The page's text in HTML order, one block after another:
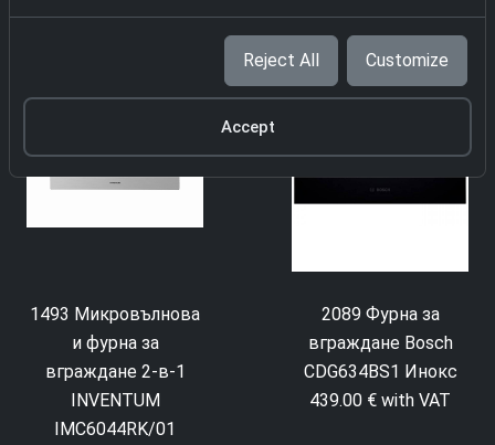
1493 Микровълнова
и фурна за
вграждане 2-в-1
INVENTUM
IMC6044RK/01
2089 Фурна за
вграждане Bosch
CDG634BS1 Инокс
439.00 € with VAT
Reject All Customize
Accept